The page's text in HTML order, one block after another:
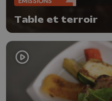
Table et terroir